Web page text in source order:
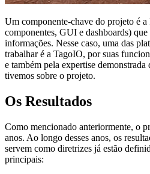
Um componente-chave do projeto é
componentes, GUI e dashboards)
informações. Nesse caso, uma das
trabalhar é a TagoIO, por suas
e também pela expertise demonstrada
tivemos sobre o projeto.
Os Resultados
Como mencionado anteriormente, o
anos. Ao longo desses anos, os
servem como diretrizes já estão
principais: